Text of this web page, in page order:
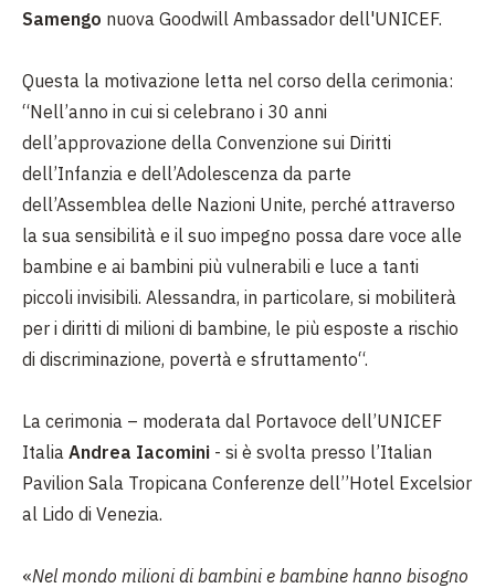
Samengo nuova Goodwill Ambassador dell'UNICEF.
Questa la motivazione letta nel corso della cerimonia:
“Nell’anno in cui si celebrano i 30 anni
dell’approvazione della Convenzione sui Diritti
dell’Infanzia e dell’Adolescenza da parte
dell’Assemblea delle Nazioni Unite, perché attraverso
la sua sensibilità e il suo impegno possa dare voce alle
bambine e ai bambini più vulnerabili e luce a tanti
piccoli invisibili. Alessandra, in particolare, si mobiliterà
per i diritti di milioni di bambine, le più esposte a rischio
di discriminazione, povertà e sfruttamento“.
La cerimonia – moderata dal Portavoce dell’UNICEF
Italia Andrea Iacomini - si è svolta presso l’Italian
Pavilion Sala Tropicana Conferenze dell’’Hotel Excelsior
al Lido di Venezia.
«Nel mondo milioni di bambini e bambine hanno bisogno